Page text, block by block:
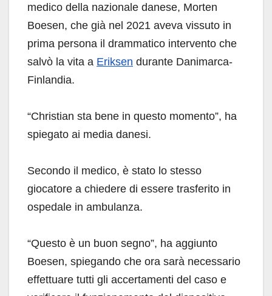
medico della nazionale danese, Morten
Boesen, che già nel 2021 aveva vissuto in
prima persona il drammatico intervento che
salvò la vita a Eriksen durante Danimarca-
Finlandia.
“Christian sta bene in questo momento”, ha
spiegato ai media danesi.
Secondo il medico, è stato lo stesso
giocatore a chiedere di essere trasferito in
ospedale in ambulanza.
“Questo è un buon segno”, ha aggiunto
Boesen, spiegando che ora sarà necessario
effettuare tutti gli accertamenti del caso e